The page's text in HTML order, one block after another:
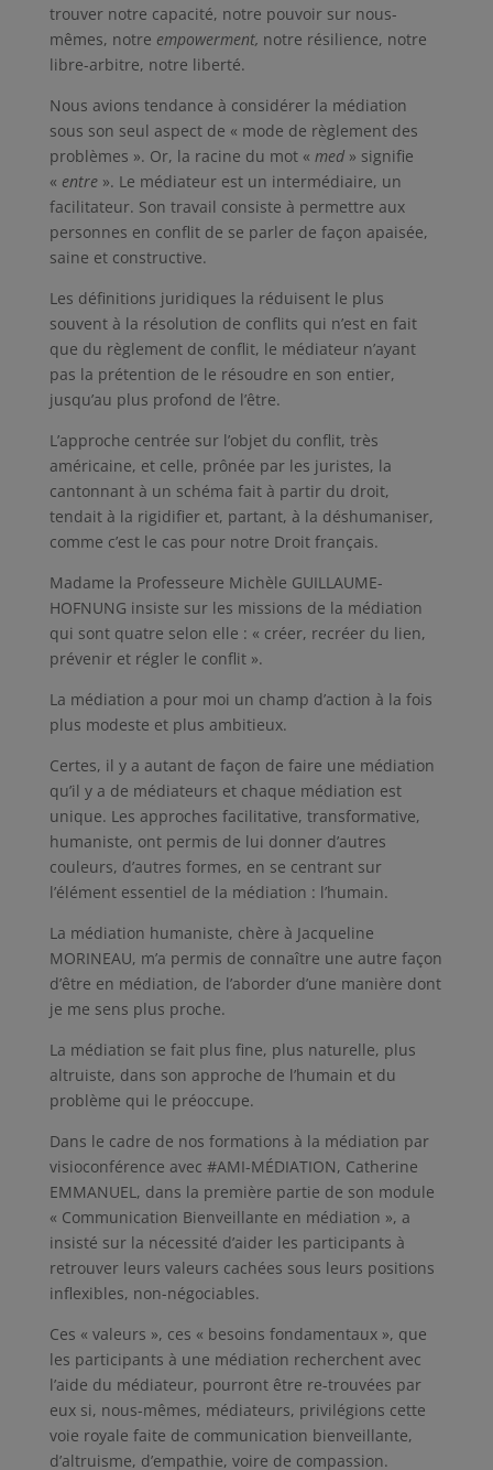
trouver notre capacité, notre pouvoir sur nous-
mêmes, notre empowerment, notre résilience, notre
libre-arbitre, notre liberté.
Nous avions tendance à considérer la médiation
sous son seul aspect de « mode de règlement des
problèmes ». Or, la racine du mot « med» signifie
« entre». Le médiateur est un intermédiaire, un
facilitateur. Son travail consiste à permettre aux
personnes en conflit de se parler de façon apaisée,
saine et constructive.
Les définitions juridiques la réduisent le plus
souvent à la résolution de conflits qui n’est en fait
que du règlement de conflit, le médiateur n’ayant
pas la prétention de le résoudre en son entier,
jusqu’au plus profond de l’être.
L’approche centrée sur l’objet du conflit, très
américaine, et celle, prônée par les juristes, la
cantonnant à un schéma fait à partir du droit,
tendait à la rigidifier et, partant, à la déshumaniser,
comme c’est le cas pour notre Droit français.
Madame la Professeure Michèle GUILLAUME-
HOFNUNG insiste sur les missions de la médiation
qui sont quatre selon elle : « créer, recréer du lien,
prévenir et régler le conflit ».
La médiation a pour moi un champ d’action à la fois
plus modeste et plus ambitieux.
Certes, il y a autant de façon de faire une médiation
qu’il y a de médiateurs et chaque médiation est
unique. Les approches facilitative, transformative,
humaniste, ont permis de lui donner d’autres
couleurs, d’autres formes, en se centrant sur
l’élément essentiel de la médiation : l’humain.
La médiation humaniste, chère à Jacqueline
MORINEAU, m’a permis de connaître une autre façon
d’être en médiation, de l’aborder d’une manière dont
je me sens plus proche.
La médiation se fait plus fine, plus naturelle, plus
altruiste, dans son approche de l’humain et du
problème qui le préoccupe.
Dans le cadre de nos formations à la médiation par
visioconférence avec #AMI-MÉDIATION, Catherine
EMMANUEL, dans la première partie de son module
« Communication Bienveillante en médiation », a
insisté sur la nécessité d’aider les participants à
retrouver leurs valeurs cachées sous leurs positions
inflexibles, non-négociables.
Ces « valeurs », ces « besoins fondamentaux », que
les participants à une médiation recherchent avec
l’aide du médiateur, pourront être re-trouvées par
eux si, nous-mêmes, médiateurs, privilégions cette
voie royale faite de communication bienveillante,
d’altruisme, d’empathie, voire de compassion.